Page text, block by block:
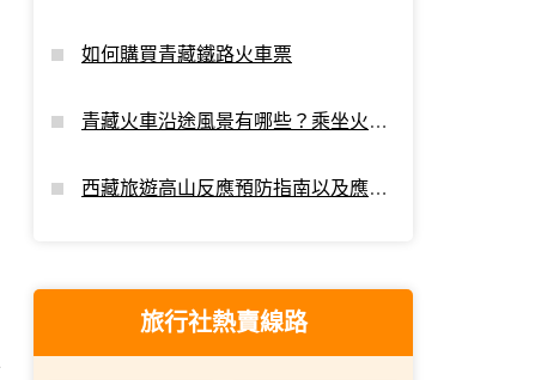
如何購買青藏鐵路火車票
青藏火車沿途風景有哪些？乘坐火車
西藏旅遊高山反應預防指南以及應對
旅行社熱賣線路